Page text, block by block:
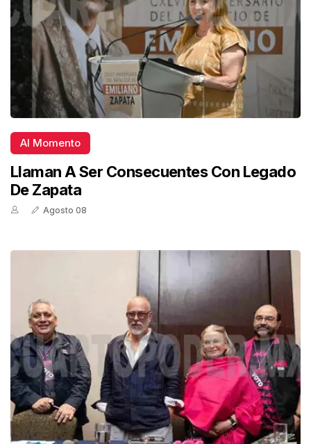
Al Momento
Llaman A Ser Consecuentes Con Legado
De Zapata
Agosto 08